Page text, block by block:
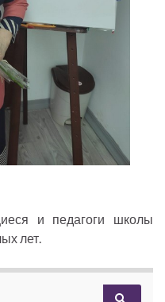
и педагоги школы
лет.